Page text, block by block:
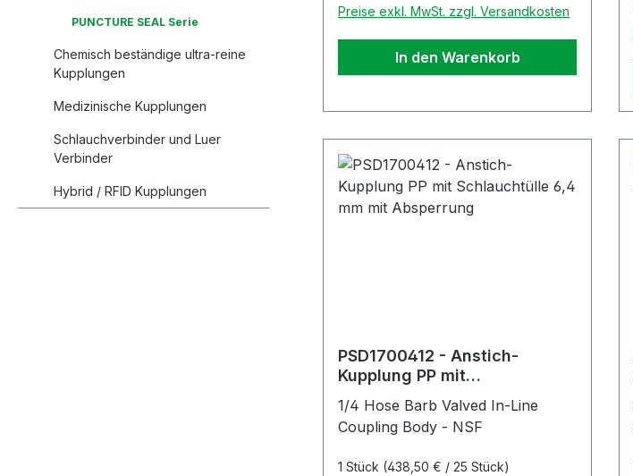
PUNCTURE SEAL Serie
Chemisch beständige ultra-reine
Kupplungen
Medizinische Kupplungen
Schlauchverbinder und Luer
Verbinder
Hybrid / RFID Kupplungen
Preise exkl. MwSt. zzgl. Versandkosten
In den Warenkorb
PSD1700412 - Anstich-
Kupplung PP mit
Absperrung
1/4 Hose Barb Valved In-Line
Coupling Body - NSF
1 Stück (438,50 € / 25 Stück)